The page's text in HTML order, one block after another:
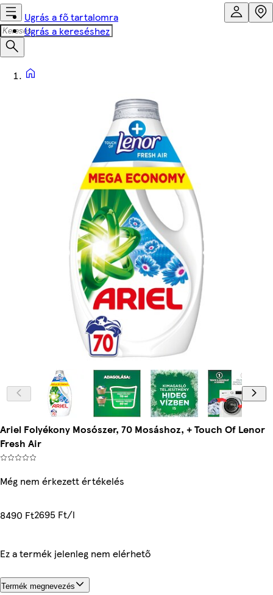
Ugrás a fő tartalomra
Ugrás a kereséshez
Ariel Folyékony Mosószer, 70 Mosáshoz, + Touch Of Lenor
Fresh Air
Még nem érkezett értékelés
8490 Ft2695 Ft/l
Ez a termék jelenleg nem elérhető
Termék megnevezés